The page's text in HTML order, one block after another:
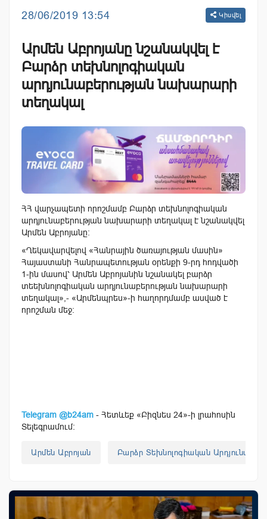
28/06/2019 13:54 Կիսվել
Արմեն Աբրոյանը նշանակվել է
Բարձր տեխնոլոգիական
արդյունաբերության նախարարի
տեղակալ
ՀՀ վարչապետի որոշմամբ Բարձր տեխնոլոգիական
արդյունաբերության նախարարի տեղակալ է նշանակվել
Արմեն Աբրոյանը:
«Ղեկավարվելով «Հանրային ծառայության մասին»
Հայաստանի Հանրապետության օրենքի 9-րդ հոդվածի
1-ին մասով՝ Արմեն Աբրոյանին նշանակել բարձր
տեեխնոլոգիական արդյունաբերության նախարարի
տեղակալ»,- «Արմենպրես»-ի հաղորդմամբ ասված է
որոշման մեջ:
Telegram @b24am - Հետևեք «Բիզնես 24»-ի լրահոսին
Տելեգրամում:
Արմեն Աբրոյան Բարձր Տեխնոլոգիական